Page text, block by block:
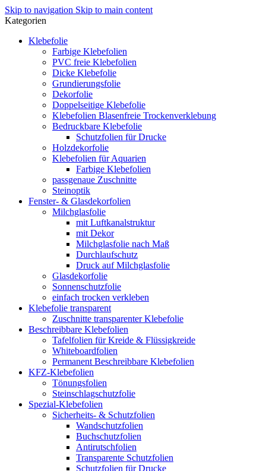
Skip to navigation Skip to main content
Kategorien
Klebefolie
Farbige Klebefolien
PVC freie Klebefolien
Dicke Klebefolie
Grundierungsfolie
Dekorfolie
Doppelseitige Klebefolie
Klebefolien Blasenfreie Trockenverklebung
Bedruckbare Klebefolie
Schutzfolien für Drucke
Holzdekorfolie
Klebefolien für Aquarien
Farbige Klebefolien
passgenaue Zuschnitte
Steinoptik
Fenster- & Glasdekorfolien
Milchglasfolie
mit Luftkanalstruktur
mit Dekor
Milchglasfolie nach Maß
Durchlaufschutz
Druck auf Milchglasfolie
Glasdekorfolie
Sonnenschutzfolie
einfach trocken verkleben
Klebefolie transparent
Zuschnitte transparenter Klebefolie
Beschreibbare Klebefolien
Tafelfolien für Kreide & Flüssigkreide
Whiteboardfolien
Permanent Beschreibbare Klebefolien
KFZ-Klebefolien
Tönungsfolien
Steinschlagschutzfolie
Spezial-Klebefolien
Sicherheits- & Schutzfolien
Wandschutzfolien
Buchschutzfolien
Antirutschfolien
Transparente Schutzfolien
Schutzfolien für Drucke